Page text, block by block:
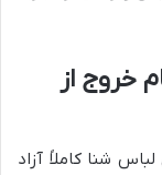
خروج از
شنا کاملاً آزاد